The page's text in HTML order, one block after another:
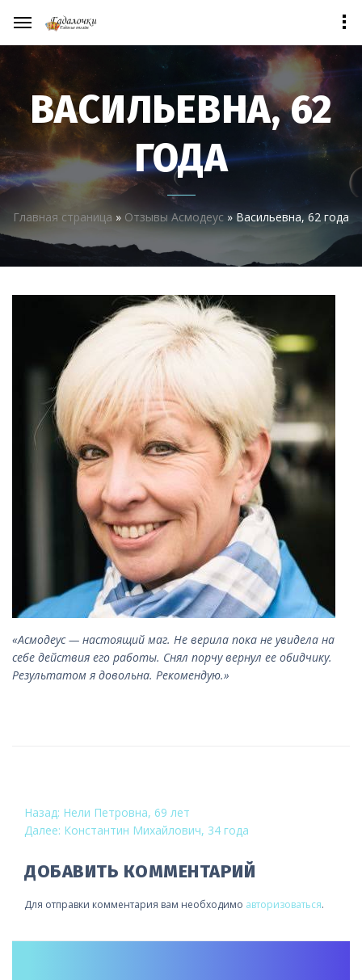
ВАСИЛЬЕВНА, 62
ГОДА
Главная страница » Отзывы Асмодеус » Васильевна, 62 года
«Асмодеус — настоящий маг. Не верила пока не увидела на
себе действия его работы. Снял порчу вернул ее обидчику.
Результатом я довольна. Рекомендую.»
НАВИГАЦИЯ
ПО
ЗАПИСЯМ
Назад: Нели Петровна, 69 лет
Далее: Константин Михайлович, 34 года
ДОБАВИТЬ КОММЕНТАРИЙ
Для отправки комментария вам необходимо авторизоваться.